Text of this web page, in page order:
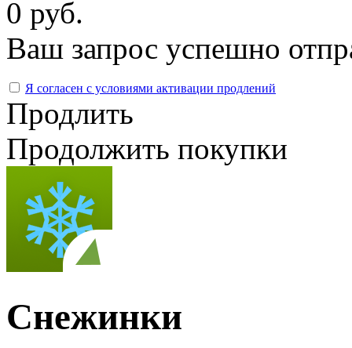
0 руб.
Ваш запрос успешно
Я согласен с условиями активации продлений
Продлить
Продолжить покупки
Снежинки